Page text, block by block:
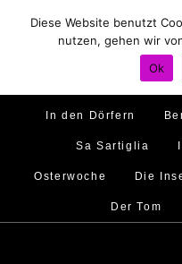
Hirtenland
Golfo di Orosei
Murales
In den Dörfern
Sa Sartiglia
Osterwoche Die
Der Tom
Diese Website benutzt
nutzen, gehen wir
Ok